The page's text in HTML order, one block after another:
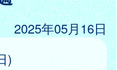
2025年05月16日
)